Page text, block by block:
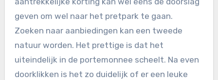
geven om wel naar het pretpark te gaan.
Zoeken naar aanbiedingen kan een tweede
natuur worden. Het prettige is dat het
uiteindelijk in de portemonnee scheelt. Na even
doorklikken is het zo duidelijk of er een leuke